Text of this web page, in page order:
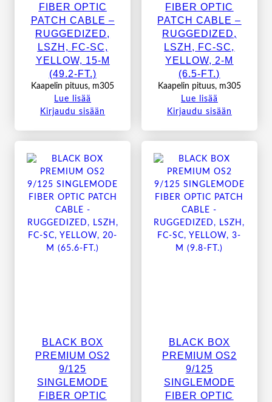
FIBER OPTIC
PATCH CABLE –
RUGGEDIZED,
LSZH, FC-SC,
YELLOW, 15-M
(49.2-FT.)
Kaapelin pituus, m305
Lue lisää
Kirjaudu sisään
FIBER OPTIC
PATCH CABLE –
RUGGEDIZED,
LSZH, FC-SC,
YELLOW, 2-M
(6.5-FT.)
Kaapelin pituus, m305
Lue lisää
Kirjaudu sisään
BLACK BOX
PREMIUM OS2
9/125
SINGLEMODE
FIBER OPTIC
BLACK BOX
PREMIUM OS2
9/125
SINGLEMODE
FIBER OPTIC